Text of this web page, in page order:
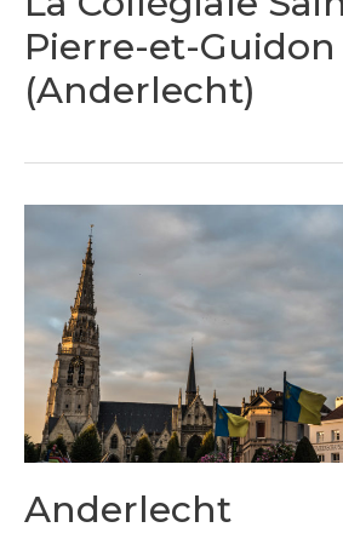
Pierre-et-Guidon
(Anderlecht)
Anderlecht